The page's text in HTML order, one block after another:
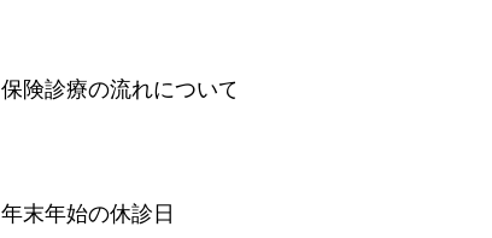
保険診療の流れについて
年末年始の休診日